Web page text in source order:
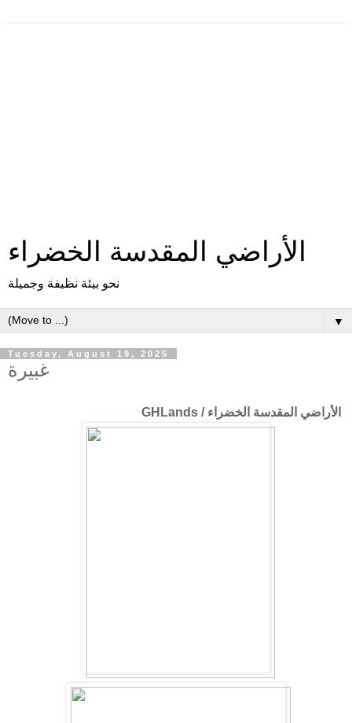
الأراضي المقدسة الخضراء
نحو بيئة نظيفة وجميلة
▼
Tuesday, August 19, 2025
غبيرة
الأراضي المقدسة الخضراء / GHLands